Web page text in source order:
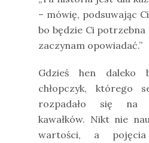
– mówię, podsuwając
bo będzie Ci potrzebna
zaczynam opowiadać.”
Gdzieś hen daleko
chłopczyk, którego
rozpadało się na
kawałków. Nikt nie
wartości, a pojęcia